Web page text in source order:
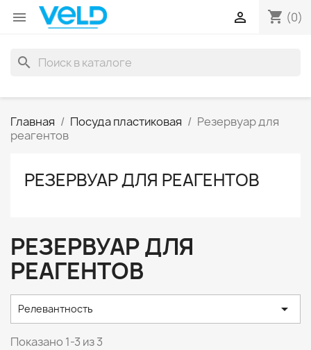
 shopping_cart (0)

search
Главная Посуда пластиковая
Резервуар для
реагентов
РЕЗЕРВУАР ДЛЯ РЕАГЕНТОВ
РЕЗЕРВУАР ДЛЯ
РЕАГЕНТОВ
Релевантность 
Показано 1-3 из 3